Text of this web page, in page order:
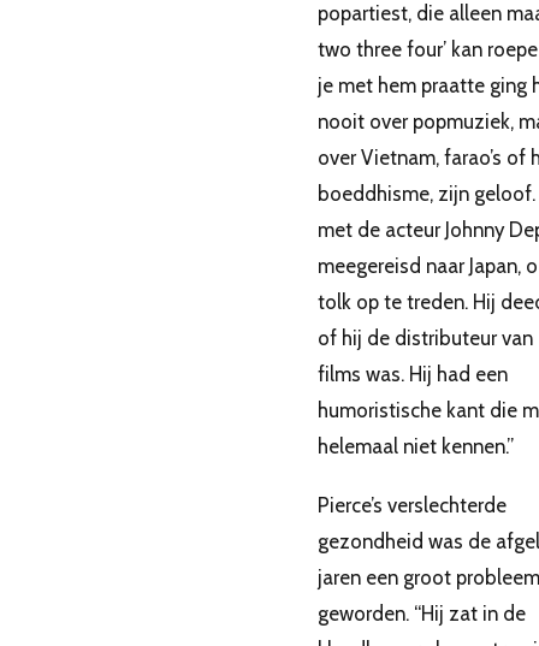
popartiest, die alleen
two three four’ kan
je met hem praatte ging
nooit over popmuziek,
over Vietnam, farao’s of
boeddhisme, zijn geloof.
met de acteur Johnny
meegereisd naar Japan,
tolk op te treden. Hij
of hij de distributeur van
films was. Hij had een
humoristische kant die
helemaal niet kennen.”
Pierce’s verslechterde
gezondheid was de
jaren een groot probleem
geworden. “Hij zat in de